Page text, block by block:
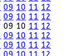
09 10 11 12
09 10 11 12
09 10 11 12
09 10 11 12
09 10 11 12